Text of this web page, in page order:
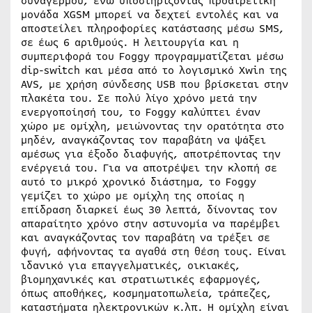
μονάδα XGSM μπορεί να δεχτεί εντολές και να
αποστείλει πληροφορίες κατάστασης μέσω SMS,
σε έως 6 αριθμούς. Η λειτουργία και η
συμπεριφορά του Foggy προγραμματίζεται μέσω
dip-switch και μέσα από το λογισμικό Xwin της
AVS, με χρήση σύνδεσης USB που βρίσκεται στην
πλακέτα του. Σε πολύ λίγο χρόνο μετά την
ενεργοποίησή του, το Foggy καλύπτει έναν
χώρο με ομίχλη, μειώνοντας την ορατότητα στο
μηδέν, αναγκάζοντας τον παραβάτη να ψάξει
αμέσως για έξοδο διαφυγής, αποτρέποντας την
ενέργειά του. Για να αποτρέψει την κλοπή σε
αυτό το μικρό χρονικό διάστημα, το Foggy
γεμίζει το χώρο με ομίχλη της οποίας η
επίδραση διαρκεί έως 30 λεπτά, δίνοντας τον
απαραίτητο χρόνο στην αστυνομία να παρέμβει
και αναγκάζοντας τον παραβάτη να τρέξει σε
φυγή, αφήνοντας τα αγαθά στη θέση τους. Είναι
ιδανικό για επαγγελματικές, οικιακές,
βιομηχανικές και στρατιωτικές εφαρμογές,
όπως αποθήκες, κοσμηματοπωλεία, τράπεζες,
καταστήματα ηλεκτρονικών κ.λπ. Η ομίχλη είναι